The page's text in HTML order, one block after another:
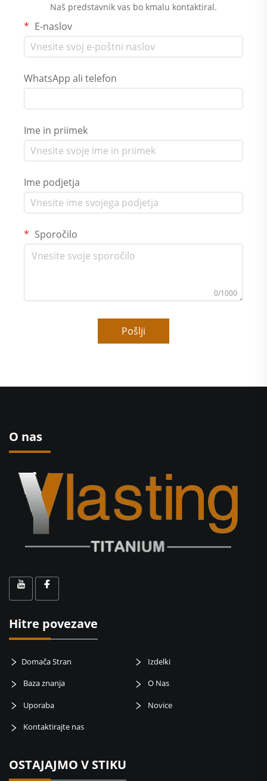
Naš predstavnik vas bo kmalu kontaktiral.
E-naslov
WhatsApp ali telefon
Ime in priimek
Ime podjetja
Sporočilo
0/1000
Pošlji
O nas
Hitre povezave
Domača Stran Izdelki
Baza znanja O Nas
Uporaba Novice
Kontaktirajte nas
OSTAJAJMO V STIKU